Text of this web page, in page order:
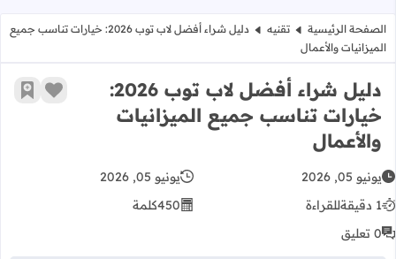
الصفحة الرئيسية تقنيه
دليل شراء أفضل لاب توب 2026: خيارات تناسب جميع
الميزانيات والأعمال
دليل شراء أفضل لاب توب 2026:
خيارات تناسب جميع الميزانيات
والأعمال
زر أضف
يونيو 05, 2026
يونيو 05, 2026
1 دقيقة
للقراءة 450كلمة
0 تعليق